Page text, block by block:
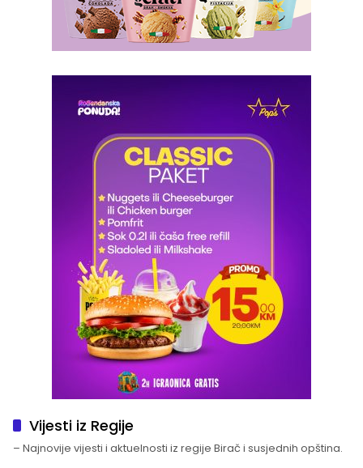
Vijesti iz Regije
– Najnovije vijesti i aktuelnosti iz regije Birač i susjednih opština.